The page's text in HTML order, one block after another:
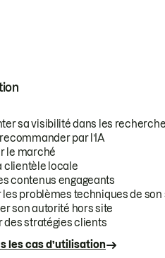
sa visibilité dans les
par l’IA
le marché
clientèle locale
contenus engageants
les problèmes techniques de son
son autorité hors site
des stratégies clients
les cas d’utilisation